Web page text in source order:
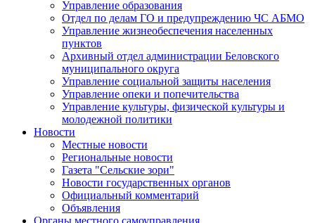
Управление образования
Отдел по делам ГО и предупреждению ЧС АБМО
Управление жизнеобеспечения населенных
пунктов
Архивный отдел администрации Беловского
муниципального округа
Управление социальной защиты населения
Управление опеки и попечительства
Управление культуры, физической культуры и
молодежной политики
Новости
Местные новости
Региональные новости
Газета "Сельские зори"
Новости государственных органов
Официальный комментарий
Объявления
Органы местного самоуправления